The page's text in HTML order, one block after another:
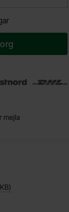
mejla
)